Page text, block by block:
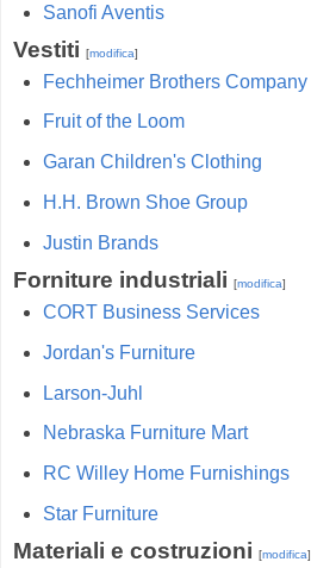
Sanofi Aventis
Vestiti [modifica]
Fechheimer Brothers Company
Fruit of the Loom
Garan Children's Clothing
H.H. Brown Shoe Group
Justin Brands
Forniture industriali [modifica]
CORT Business Services
Jordan's Furniture
Larson-Juhl
Nebraska Furniture Mart
RC Willey Home Furnishings
Star Furniture
Materiali e costruzioni [modifica]